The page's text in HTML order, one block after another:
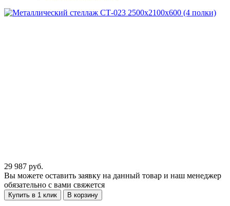
29 987 руб.
Вы можете оставить заявку на данный товар и наш менеджер
обязательно с вами свяжется
Купить в 1 клик В корзину